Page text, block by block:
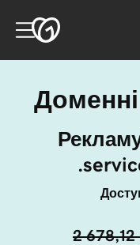
2 678,12